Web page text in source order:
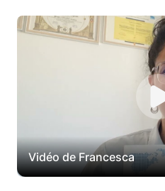
Vidéo de Francesca